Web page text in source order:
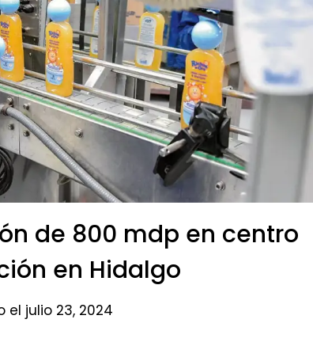
de 800 mdp en centro
en Hidalgo​
el julio 23, 2024